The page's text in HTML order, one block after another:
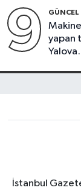
9 GÜNCEL
Makine
yapan
Yalova
İstanbul